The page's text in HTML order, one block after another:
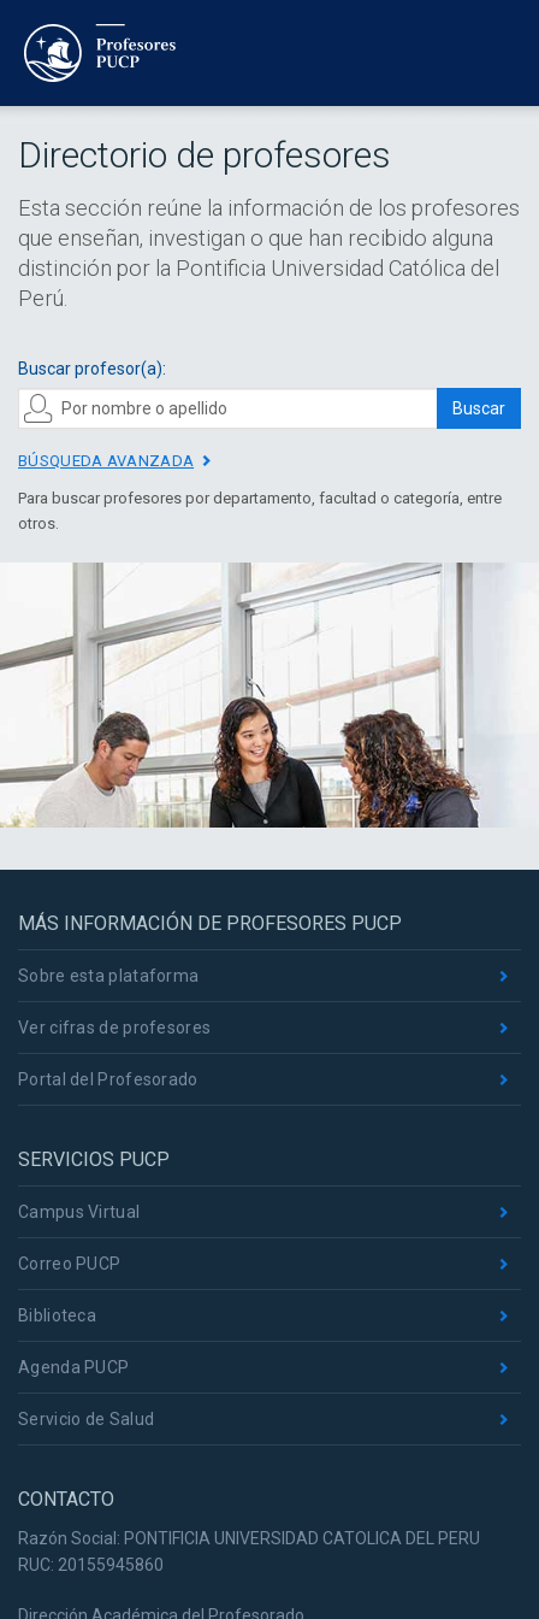
Directorio de profesores
Esta sección reúne la información de los profesores
que enseñan, investigan o que han recibido alguna
distinción por la Pontificia Universidad Católica del
Perú.
Buscar profesor(a):
Buscar
BÚSQUEDA AVANZADA
Para buscar profesores por departamento, facultad o categoría, entre
otros.
MÁS INFORMACIÓN DE PROFESORES PUCP
Sobre esta plataforma
Ver cifras de profesores
Portal del Profesorado
SERVICIOS PUCP
Campus Virtual
Correo PUCP
Biblioteca
Agenda PUCP
Servicio de Salud
CONTACTO
Razón Social: PONTIFICIA UNIVERSIDAD CATOLICA DEL PERU
RUC: 20155945860